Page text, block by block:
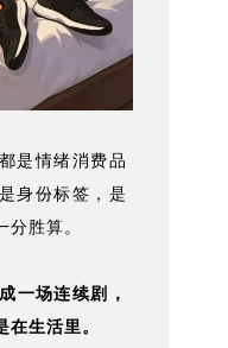
是情绪消费品
身份标签，是
胜算。
一场连续剧，
生活里。